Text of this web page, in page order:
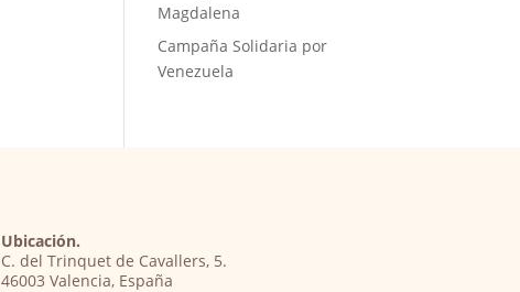
Magdalena
Campaña Solidaria por
Venezuela
Ubicación.
C. del Trinquet de Cavallers, 5.
46003 Valencia, España